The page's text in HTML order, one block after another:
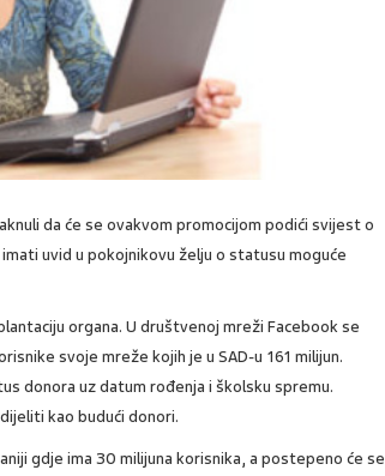
da će se ovakvom promocijom podići svijest o
uvid u pokojnikovu želju o statusu moguće
organa. U društvenoj mreži Facebook se
svoje mreže kojih je u SAD-u 161 milijun.
donora uz datum rođenja i školsku spremu.
kao budući donori.
gdje ima 30 milijuna korisnika, a postepeno će se